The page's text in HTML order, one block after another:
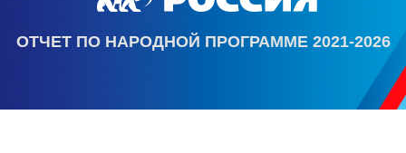
ОТЧЕТ ПО НАРОДНОЙ ПРОГРАММЕ 2021-2026